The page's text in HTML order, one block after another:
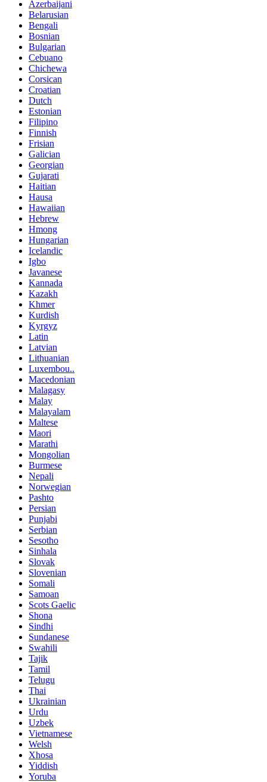
Azerbaijani
Belarusian
Bengali
Bosnian
Bulgarian
Cebuano
Chichewa
Corsican
Croatian
Dutch
Estonian
Filipino
Finnish
Frisian
Galician
Georgian
Gujarati
Haitian
Hausa
Hawaiian
Hebrew
Hmong
Hungarian
Icelandic
Igbo
Javanese
Kannada
Kazakh
Khmer
Kurdish
Kyrgyz
Latin
Latvian
Lithuanian
Luxembou..
Macedonian
Malagasy
Malay
Malayalam
Maltese
Maori
Marathi
Mongolian
Burmese
Nepali
Norwegian
Pashto
Persian
Punjabi
Serbian
Sesotho
Sinhala
Slovak
Slovenian
Somali
Samoan
Scots Gaelic
Shona
Sindhi
Sundanese
Swahili
Tajik
Tamil
Telugu
Thai
Ukrainian
Urdu
Uzbek
Vietnamese
Welsh
Xhosa
Yiddish
Yoruba